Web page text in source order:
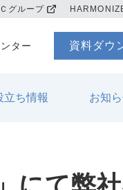
グループ
立ち情報 お知
資料ダウ
ター